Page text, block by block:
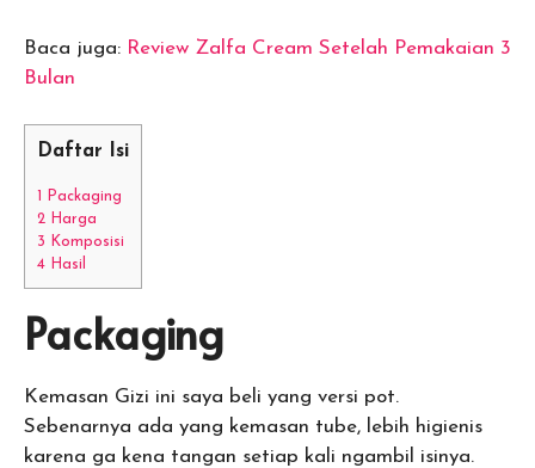
Baca juga: Review Zalfa Cream Setelah Pemakaian 3
Bulan
Daftar Isi
1
Packaging
2 Harga
3 Komposisi
4 Hasil
Packaging
Kemasan Gizi ini saya beli yang versi pot.
Sebenarnya ada yang kemasan tube, lebih higienis
karena ga kena tangan setiap kali ngambil isinya.